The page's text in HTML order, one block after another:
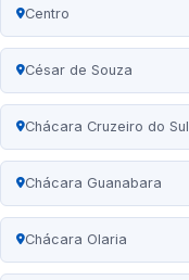
Centro
César de Souza
Chácara Cruzeiro do Sul
Chácara Guanabara
Chácara Olaria